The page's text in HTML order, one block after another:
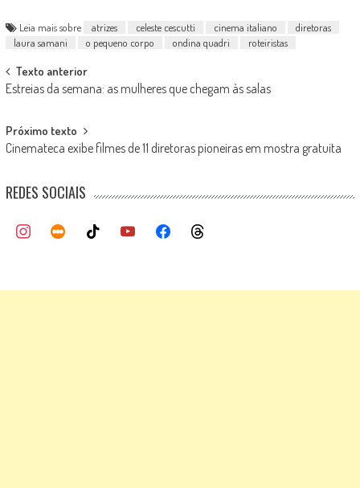
Leia mais sobre atrizes celeste cescutti cinema italiano
diretoras
laura samani
o pequeno corpo ondina quadri roteiristas
Post
navigation
Texto anterior
Estreias da semana: as mulheres que chegam às salas
Próximo texto
Cinemateca exibe filmes de 11 diretoras pioneiras em mostra gratuita
REDES SOCIAIS